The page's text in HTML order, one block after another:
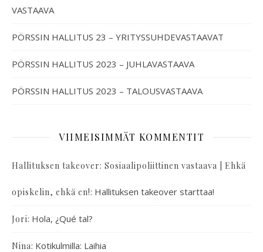
VASTAAVA
PÖRSSIN HALLITUS 23 – YRITYSSUHDEVASTAAVAT
PÖRSSIN HALLITUS 2023 – JUHLAVASTAAVA
PÖRSSIN HALLITUS 2023 – TALOUSVASTAAVA
VIIMEISIMMÄT KOMMENTIT
Hallituksen takeover: Sosiaalipoliittinen vastaava | Ehkä
opiskelin, ehkä en!: Hallituksen takeover starttaa!
Jori: Hola, ¿Qué tal?
Nina: Kotikulmilla: Laihia